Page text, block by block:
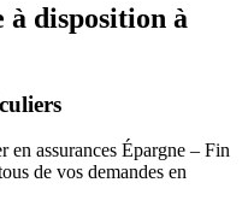
à disposition à
assurances Épargne – Fin
de vos demandes en